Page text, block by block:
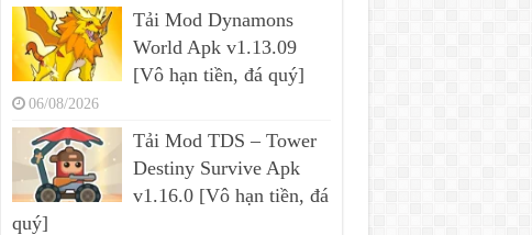
Tải Mod Dynamons
World Apk v1.13.09
[Vô hạn tiền, đá quý]
06/08/2026
Tải Mod TDS – Tower
Destiny Survive Apk
v1.16.0 [Vô hạn tiền, đá
quý]